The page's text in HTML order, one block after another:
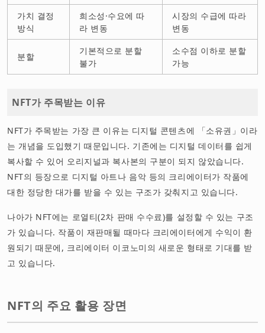
가치 결정
방식
희소성·수요에 따
라 변동
시장의 수급에 따라
변동
분할
기본적으로 분할
불가
소수점 이하로 분할
가능
NFT가 주목받는 이유
NFT가 주목받는 가장 큰 이유는 디지털 콘텐츠에 「소유권」이라
는 개념을 도입했기 때문입니다. 기존에는 디지털 데이터를 쉽게
복사할 수 있어 오리지널과 복사본의 구분이 되지 않았습니다.
NFT의 등장으로 디지털 아트나 음악 등의 크리에이터가 작품에
대한 정당한 대가를 받을 수 있는 구조가 갖춰지고 있습니다.
나아가 NFT에는 로열티(2차 판매 수수료)를 설정할 수 있는 구조
가 있습니다. 작품이 재판매될 때마다 크리에이터에게 수익이 환
원되기 때문에, 크리에이터 이코노미의 새로운 형태로 기대를 받
고 있습니다.
NFT의 주요 활용 장면